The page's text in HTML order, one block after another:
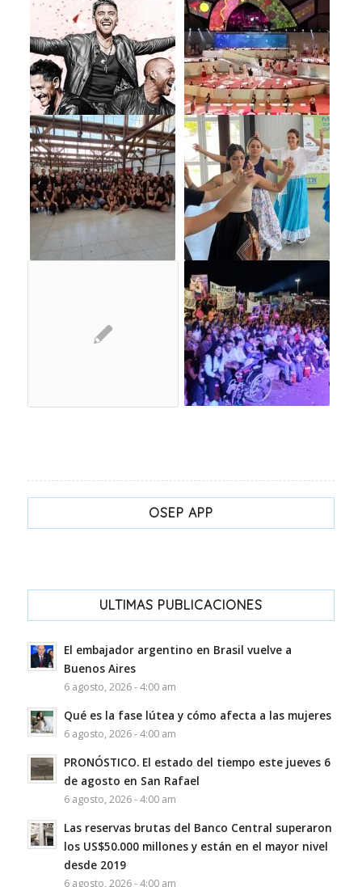
OSEP APP
ULTIMAS PUBLICACIONES
El embajador argentino en Brasil vuelve a
Buenos Aires
6 agosto, 2026 - 4:00 am
Qué es la fase lútea y cómo afecta a las mujeres
6 agosto, 2026 - 4:00 am
PRONÓSTICO. El estado del tiempo este jueves 6
de agosto en San Rafael
6 agosto, 2026 - 4:00 am
Las reservas brutas del Banco Central superaron
los US$50.000 millones y están en el mayor nivel
desde 2019
6 agosto, 2026 - 4:00 am